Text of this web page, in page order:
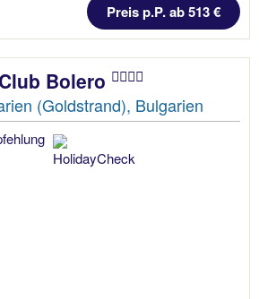
Preis p.P. ab 513 €
Bolero
(Goldstrand), Bulgarien